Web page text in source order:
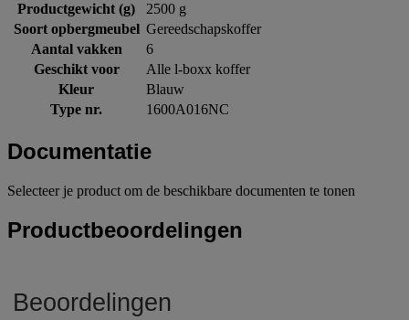
Productgewicht (g)
2500 g
Soort opbergmeubel Gereedschapskoffer
Aantal vakken
6
Geschikt voor
Alle l-boxx koffer
Kleur
Blauw
Type nr.
1600A016NC
Documentatie
Selecteer je product om de beschikbare documenten te tonen
Productbeoordelingen